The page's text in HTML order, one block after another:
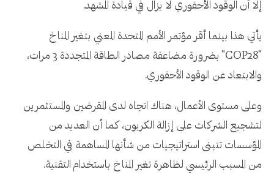
إلا أن الوقود الأحفوري لا يزال في قيادة المشهد.
يأتي هذا بينما أقر مؤتمر الأمم المتحدة المعني بتغير المناخ
"COP28" بضرورة مضاعفة مصادر الطاقة المتجددة 3 مرات،
والابتعاد عن الوقود الأحفوري.
وعلى مستوى الأعمال، هناك اتجاه لدى المقرضين والمستثمرين
لتشجيع الشركات على إزالة الكربون، كما أن العديد من
المؤسسات تتبنى استراتيجيات من شأنها المساهمة في التخلص
من المسبب الرئيسي لظاهرة تغير المناخ باستخدام التقنية.